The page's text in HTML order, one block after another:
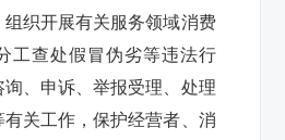
织开展有关服务领域消费
工查处假冒伪劣等违法行
、申诉、举报受理、处理
关工作，保护经营者、消